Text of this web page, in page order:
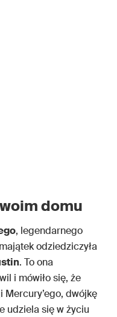
domu
, legendarnego
odziedziczyła
. To ona
i mówiło się, że
dwójkę
udziela się w życiu